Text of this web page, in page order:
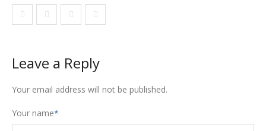
Leave a Reply
Your email address will not be published.
Your name*